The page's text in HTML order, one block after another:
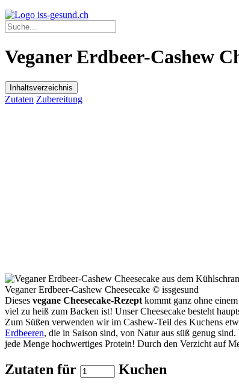
Veganer Erdbeer-Cashew
Inhaltsverzeichnis
Zutaten Zubereitung
Veganer Erdbeer-Cashew Cheesecake © issgesund
Dieses vegane Cheesecake-Rezept kommt ganz ohne
viel zu heiß zum Backen ist! Unser Cheesecake besteht
Zum Süßen verwenden wir im Cashew-Teil des Kuchens
Erdbeeren, die in Saison sind, von Natur aus süß genug
jede Menge hochwertiges Protein! Durch den Verzicht auf
Zutaten für Kuchen